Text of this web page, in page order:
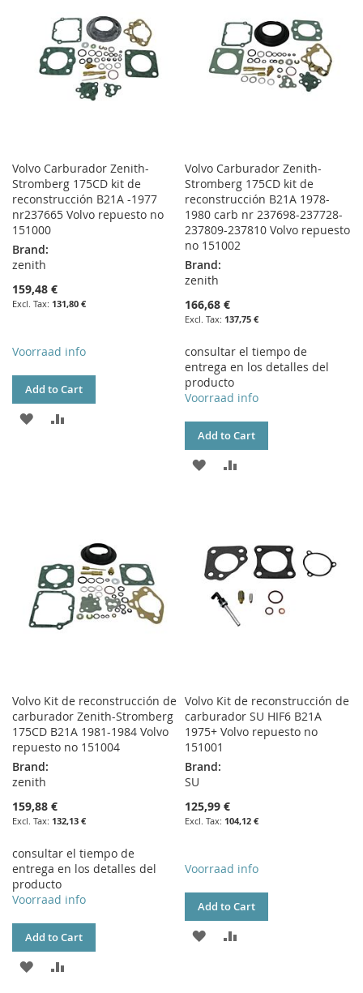
Volvo Carburador Zenith-
Stromberg 175CD kit de
reconstrucción B21A -1977
nr237665 Volvo repuesto no
151000
Brand:
zenith
159,48 €
131,80 €
Voorraad info
Add to Cart
ADD
Volvo Carburador Zenith-
Stromberg 175CD kit de
reconstrucción B21A 1978-
1980 carb nr 237698-237728-
237809-237810 Volvo repuesto
no 151002
Brand:
zenith
166,68 €
137,75 €
consultar el tiempo de
entrega en los detalles del
producto
Voorraad info
Add to Cart
ADD
LIST
Volvo Kit de reconstrucción de
carburador Zenith-Stromberg
175CD B21A 1981-1984 Volvo
repuesto no 151004
Brand:
zenith
159,88 €
132,13 €
consultar el tiempo de
entrega en los detalles del
producto
Voorraad info
Add to Cart
ADD
Volvo Kit de reconstrucción de
carburador SU HIF6 B21A
1975+ Volvo repuesto no
151001
Brand:
SU
125,99 €
104,12 €
Voorraad info
Add to Cart
ADD